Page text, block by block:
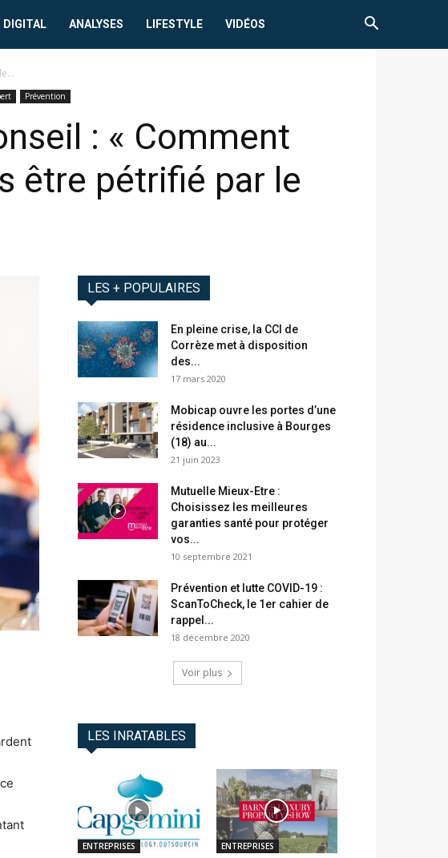
DIGITAL ANALYSES LIFESTYLE VIDÉOS
Prévention
: « Comment
être pétrifié par le
LES + POPULAIRES
En pleine crise, la CCI de
Corrèze met à disposition
des...
17 mars 2020
Mobicap ouvre les portes d’une
résidence inclusive à Bourges
(18) au...
21 juin 2023
Mutuelle Mieux-Etre :
Choisissez les meilleures
garanties santé pour protéger
vos...
10 septembre 2021
Prévention et lutte COVID-19 :
ScanToCheck, le 1er cahier de
rappel...
18 décembre 2020
Voir plus
LES INRATABLES
ENTREPRISES ENTREPRISES